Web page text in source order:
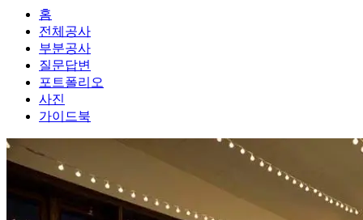
홈
전체공사
부분공사
질문답변
포트폴리오
사진
가이드북